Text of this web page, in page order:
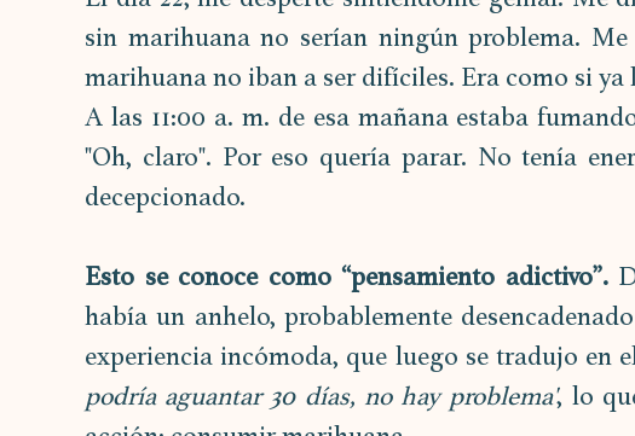
sin marihuana no serían ningún problema.
marihuana no iban a ser difíciles. Era como si ya
A las 11:00 a. m. de esa mañana estaba
"Oh, claro". Por eso quería parar. No tenía
decepcionado.
Esto se conoce como “pensamiento adictivo”.
había un anhelo, probablemente
experiencia incómoda, que luego se tradujo en
podría aguantar 30 días, no hay problema', lo